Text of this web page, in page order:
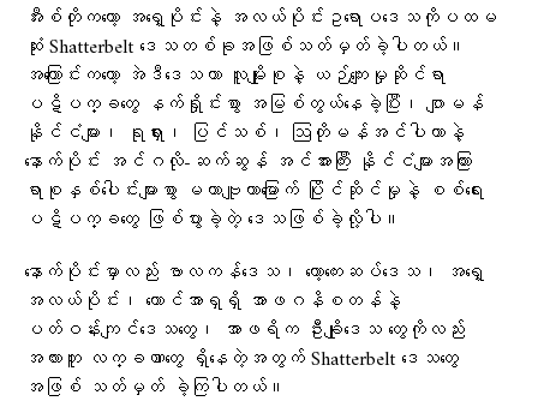
အီးစ်တိုကတော့ အရှေ့ပိုင်းနဲ့ အလယ်ပိုင်းဥရောပဒေသကိုပထမ
ဆုံး Shatterbelt ဒေသတစ်ခုအဖြစ်သတ်မှတ်ခဲ့ပါတယ်။
အကြောင်းကတော့ အဲဒီဒေသဟာ လူမျိုးစုနဲ့ ယဉ်ကျေးမှုဆိုင်ရာ
ပဋိပက္ခတွေ နက်ရှိုင်းစွာ အမြစ်တွယ်နေခဲ့ပြီး၊ ဂျာမန်
နိုင်ငံများ၊ ရုရှား၊ ပြင်သစ်၊ ဩတိုမန်အင်ပါယာနဲ့
နောက်ပိုင်း အင်ဂလို-ဆက်ဆွန် အင်အားကြီး နိုင်ငံများအကြား
ရာစုနှစ်ပေါင်းများစွာ မဟာဗျူဟာမြောက် ပြိုင်ဆိုင်မှုနဲ့ စစ်ရေး
ပဋိပက္ခတွေ ဖြစ်ပွားခဲ့တဲ့ ဒေသဖြစ်ခဲ့လို့ပါ။
နောက်ပိုင်းမှာလည်း ဗာလကန်ဒေသ၊ ကော့ကေးဆပ်ဒေသ၊ အရှေ့
အလယ်ပိုင်း၊ တောင်အာရှရှိ အာဖဂနိစတန်နဲ့
ပတ်ဝန်းကျင်ဒေသတွေ၊ အာဖရိက ဦးချိုဒေသ တွေကိုလည်း
အလားတူ လက္ခဏာတွေ ရှိနေတဲ့အတွက် Shatterbelt ဒေသတွေ
အဖြစ် သတ်မှတ် ခဲ့ကြပါတယ်။